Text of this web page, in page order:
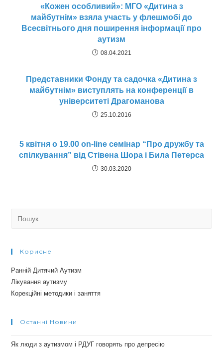
«Кожен особливий»: МГО «Дитина з
майбутнім» взяла участь у флешмобі до
Всесвітнього дня поширення інформації про
аутизм
08.04.2021
Представники Фонду та садочка «Дитина з
майбутнім» виступлять на конференції в
університеті Драгоманова
25.10.2016
5 квітня о 19.00 on-line семінар “Про дружбу та
спілкування” від Стівена Шора і Била Петерса
30.03.2020
Корисне
Ранній Дитячий Аутизм
Лікування аутизму
Корекційні методики і заняття
Останні Новини
Як люди з аутизмом і РДУГ говорять про депресію